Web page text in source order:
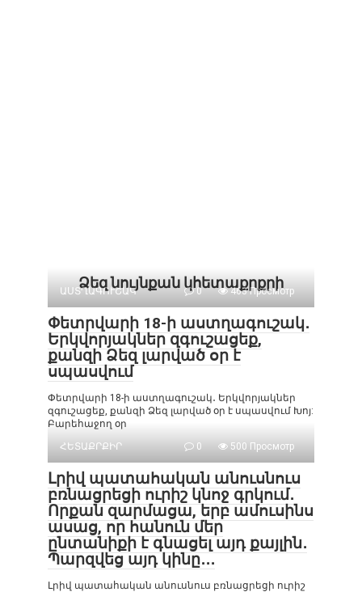
Ձեզ նույնքան կհետաքրքրի
ԱՍՏՂԱԳՈՒՇԱԿ 0 463 Просмотр
Փետրվարի 18-ի աստղագուշակ․
Երկվորյակներ զգուշացեք,
քանզի Ձեզ լարված օր է
սպասվում
Փետրվարի 18-ի աստղագուշակ․ Երկվորյակներ
զգուշացեք, քանզի Ձեզ լարված օր է սպասվում Խոյ:
Բարեհաջող օր
ՀԵՏԱՔՐՔԻՐ
0 500 Просмотр
Լրիվ պատահական անուսնուս
բռնացրեցի ուրիշ կնոջ գրկում․
Որքան զարմացա, երբ ամուսինս
ասաց, որ հանուն մեր
ընտանիքի է գնացել այդ քայլին․
Պարզվեց այդ կինը․․․
Լրիվ պատահական անուսնուս բռնացրեցի ուրիշ